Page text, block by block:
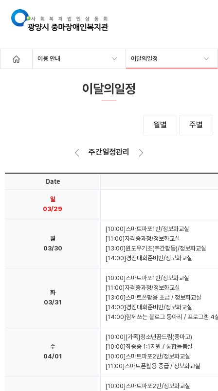
이용 안내 이달의일정
이달의일정
월별 주별
주간일정관리
Date
일
03/29
월
03/30
[10:00]스마트파포1반/정보화교실
[11:00]자격증과정/정보화교실
[13:00]윈도우기초(주간활동)/정보화교실
[14:00]경진대회준비반/정보화교실
화
03/31
[10:00]스마트파포1반/정보화교실
[11:00]자격증과정/정보화교실
[13:00]스마트폰활용 초급 / 정보화교실
[14:00]경진대회준비반/정보화교실
[14:00]함께쓰는 블로그 동아리 / 프로그램 4
수
04/01
[10:00][가족]청소년꿈드림(중마고)
[10:00]최중증 1:1지원 / 통합돌봄실
[10:00]스마트파포2반/정보화교실
[11:00]스마트폰활용 중급 / 정보화교실
[10:00]스마트파포2반/정보화교실